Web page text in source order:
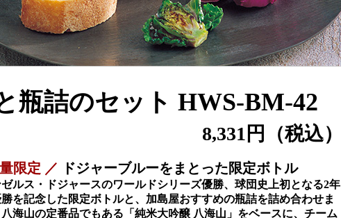
瓶詰のセット HWS-BM-42
8,331円（税込）
限定 ／ ドジャーブルーをまとった限定ボトル
ルス・ドジャースのワールドシリーズ優勝、球団史上初となる2年
を記念した限定ボトルと、加島屋おすすめの瓶詰を詰め合わせま
海山の定番品でもある「純米大吟醸 八海山」をベースに、チーム